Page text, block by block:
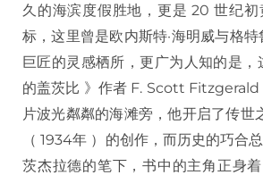
久的海滨度假胜地，更是 20 世纪
标，这里曾是欧内斯特·海明威与格特
巨匠的灵感栖所，更广为人知的是，
的盖茨比 》作者 F. Scott Fitzgerald
片波光粼粼的海滩旁，他开启了传世
（ 1934年 ）的创作，而历史的巧合
茨杰拉德的笔下，书中的主角正身